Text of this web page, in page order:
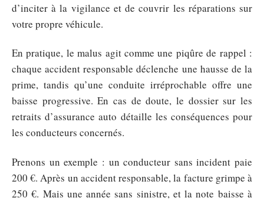
d’inciter à la vigilance et de couvrir les réparations sur
votre propre véhicule.
En pratique, le malus agit comme une piqûre de rappel :
chaque accident responsable déclenche une hausse de la
prime, tandis qu’une conduite irréprochable offre une
baisse progressive. En cas de doute, le dossier sur les
retraits d’assurance auto détaille les conséquences pour
les conducteurs concernés.
Prenons un exemple : un conducteur sans incident paie
200 €. Après un accident responsable, la facture grimpe à
250 €. Mais une année sans sinistre, et la note baisse à